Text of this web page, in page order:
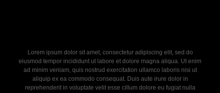
Lorem ipsum dolor sit amet, consectetur adipiscing elit, sed do
eiusmod tempor incididunt ut labore et dolore magna aliqua. Ut enim
ad minim veniam, quis nostrud exercitation ullamco laboris nisi ut
aliquip ex ea commodo consequat. Duis aute irure dolor in
reprehenderit in voluptate velit esse cillum dolore eu fugiat nulla